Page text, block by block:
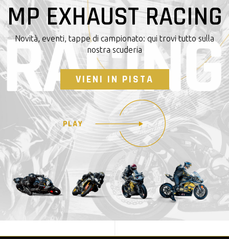
MP EXHAUST RACING
Novità, eventi, tappe di campionato: qui trovi tutto sulla
nostra scuderia
VIENI IN PISTA